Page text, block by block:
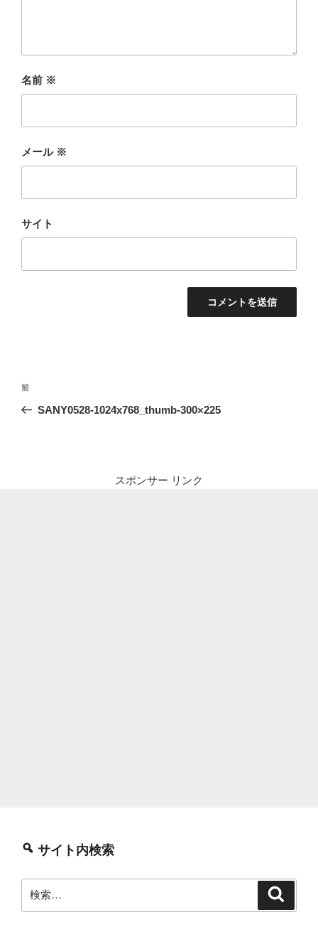
名前 ※
メール ※
サイト
投
ナ
前
の
前
SANY0528-1024x768_thumb-300×225
スポンサー リンク
サイト内検索
索: